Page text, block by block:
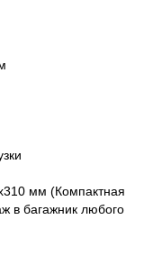
мм (Компактная
в багажник любого